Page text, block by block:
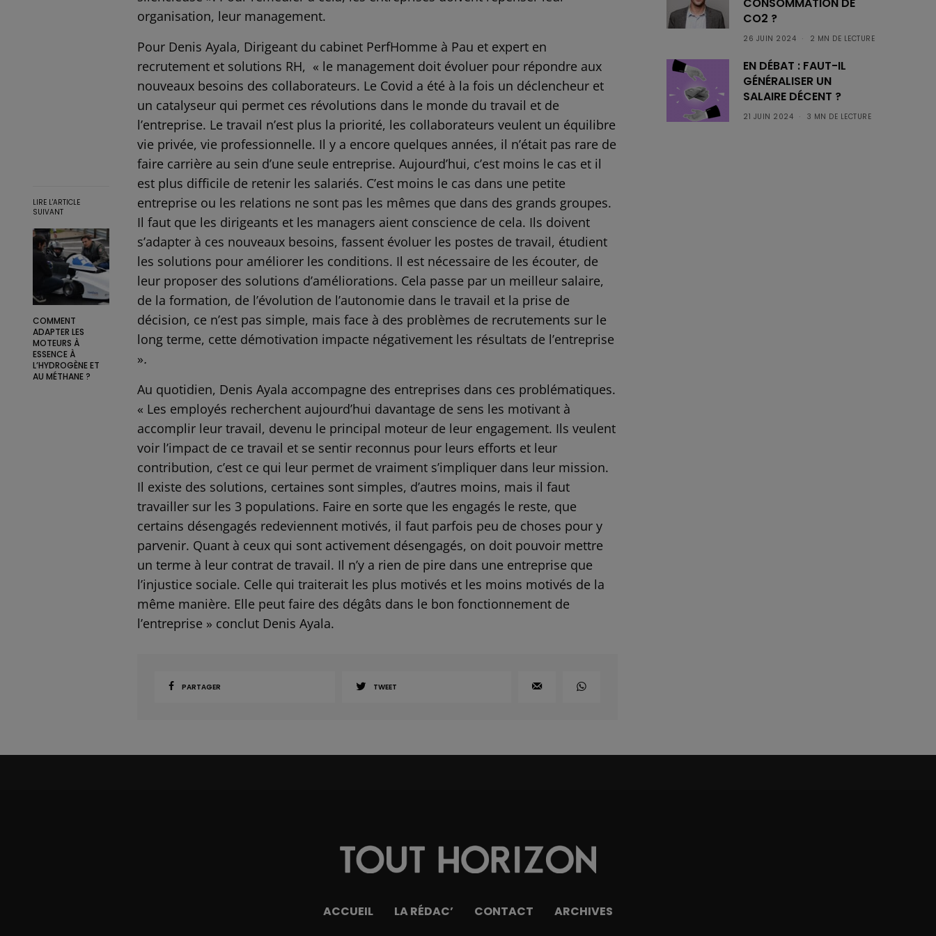
LIRE L'ARTICLE
SUIVANT
COMMENT
ADAPTER LES
MOTEURS À
ESSENCE À
L’HYDROGÈNE ET
AU MÉTHANE ?
organisation, leur management.
Pour Denis Ayala, Dirigeant du cabinet PerfHomme à Pau et expert en
recrutement et solutions RH, « le management doit évoluer pour répondre aux
nouveaux besoins des collaborateurs. Le Covid a été à la fois un déclencheur et
un catalyseur qui permet ces révolutions dans le monde du travail et de
l’entreprise. Le travail n’est plus la priorité, les collaborateurs veulent un équilibre
vie privée, vie professionnelle. Il y a encore quelques années, il n’était pas rare de
faire carrière au sein d’une seule entreprise. Aujourd’hui, c’est moins le cas et il
est plus difficile de retenir les salariés. C’est moins le cas dans une petite
entreprise ou les relations ne sont pas les mêmes que dans des grands groupes.
Il faut que les dirigeants et les managers aient conscience de cela. Ils doivent
s’adapter à ces nouveaux besoins, fassent évoluer les postes de travail, étudient
les solutions pour améliorer les conditions. Il est nécessaire de les écouter, de
leur proposer des solutions d’améliorations. Cela passe par un meilleur salaire,
de la formation, de l’évolution de l’autonomie dans le travail et la prise de
décision, ce n’est pas simple, mais face à des problèmes de recrutements sur le
long terme, cette démotivation impacte négativement les résultats de l’entreprise
».
Au quotidien, Denis Ayala accompagne des entreprises dans ces problématiques.
« Les employés recherchent aujourd’hui davantage de sens les motivant à
accomplir leur travail, devenu le principal moteur de leur engagement. Ils veulent
voir l’impact de ce travail et se sentir reconnus pour leurs efforts et leur
contribution, c’est ce qui leur permet de vraiment s’impliquer dans leur mission.
Il existe des solutions, certaines sont simples, d’autres moins, mais il faut
travailler sur les 3 populations. Faire en sorte que les engagés le reste, que
certains désengagés redeviennent motivés, il faut parfois peu de choses pour y
parvenir. Quant à ceux qui sont activement désengagés, on doit pouvoir mettre
un terme à leur contrat de travail. Il n’y a rien de pire dans une entreprise que
l’injustice sociale. Celle qui traiterait les plus motivés et les moins motivés de la
même manière. Elle peut faire des dégâts dans le bon fonctionnement de
l’entreprise » conclut Denis Ayala.
PARTAGER TWEET
CONSOMMATION DE
CO2 ?
26 JUIN 2024 2 MN DE LECTURE
EN DÉBAT : FAUT-IL
GÉNÉRALISER UN
SALAIRE DÉCENT ?
21 JUIN 2024 3 MN DE LECTURE
ACCUEIL LA RÉDAC’ CONTACT ARCHIVES